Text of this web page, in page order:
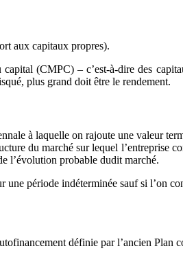
aux capitaux propres).
(CMPC) – c’est-à-dire des
plus grand doit être le rendement.
à laquelle on rajoute une valeur
du marché sur lequel l’entreprise
l’évolution probable dudit marché.
période indéterminée sauf si l’on
définie par l’ancien Plan